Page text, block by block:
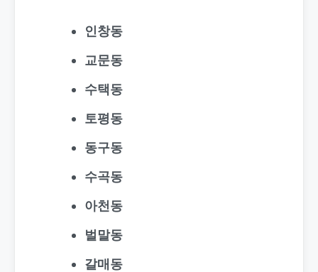
인창동
교문동
수택동
토평동
동구동
수곡동
아천동
벌말동
갈매동